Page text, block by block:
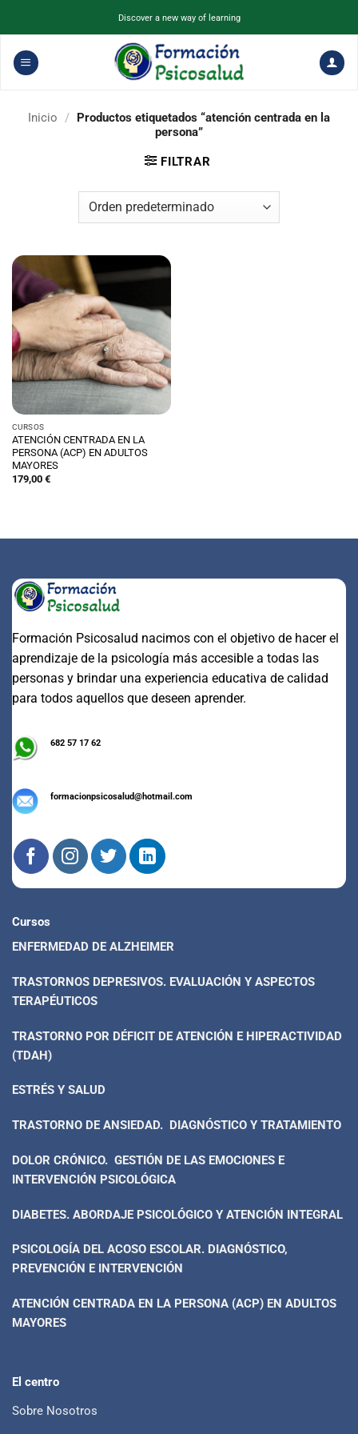
contenido
Discover a new way of learning
Inicio / Productos etiquetados “atención centrada en la
persona”
FILTRAR
CURSOS
ATENCIÓN CENTRADA EN LA
PERSONA (ACP) EN ADULTOS
MAYORES
179,00 €
Formación Psicosalud nacimos con el objetivo de hacer el
aprendizaje de la psicología más accesible a todas las
personas y brindar una experiencia educativa de calidad
para todos aquellos que deseen aprender.
682 57 17 62
formacionpsicosalud@hotmail.com
Cursos
ENFERMEDAD DE ALZHEIMER
TRASTORNOS DEPRESIVOS. EVALUACIÓN Y ASPECTOS
TERAPÉUTICOS
TRASTORNO POR DÉFICIT DE ATENCIÓN E HIPERACTIVIDAD
(TDAH)
ESTRÉS Y SALUD
TRASTORNO DE ANSIEDAD. DIAGNÓSTICO Y TRATAMIENTO
DOLOR CRÓNICO. GESTIÓN DE LAS EMOCIONES E
INTERVENCIÓN PSICOLÓGICA
DIABETES. ABORDAJE PSICOLÓGICO Y ATENCIÓN INTEGRAL
PSICOLOGÍA DEL ACOSO ESCOLAR. DIAGNÓSTICO,
PREVENCIÓN E INTERVENCIÓN
ATENCIÓN CENTRADA EN LA PERSONA (ACP) EN ADULTOS
MAYORES
El centro
Sobre Nosotros